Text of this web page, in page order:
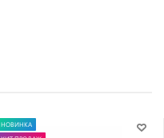
НОВИНКА